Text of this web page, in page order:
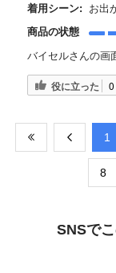
着用シーン:
お出
商品の状態
バイセルさんの画
役に立った 0
​1
​8
SNSで